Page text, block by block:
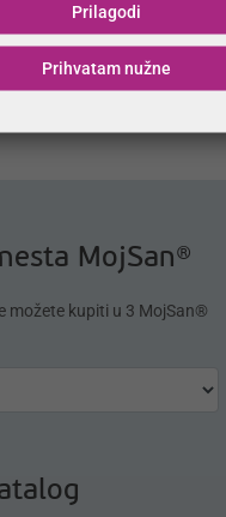
Uporedba
MojSan®
možete kupiti u 3 MojSan®
Prihvatam nužne
Prilagodi